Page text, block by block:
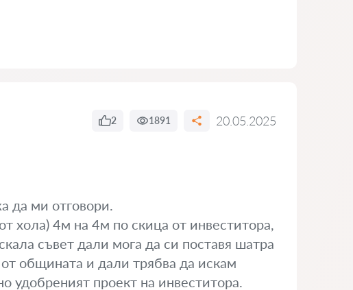
2 1891 20.05.2025
да ми отговори.
хола) 4м на 4м по скица от инвеститора,
съвет дали мога да си поставя шатра
общината и дали трябва да искам
удобреният проект на инвеститора.